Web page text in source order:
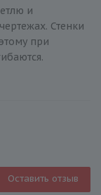
и
Стенки
при
Оставить отзыв